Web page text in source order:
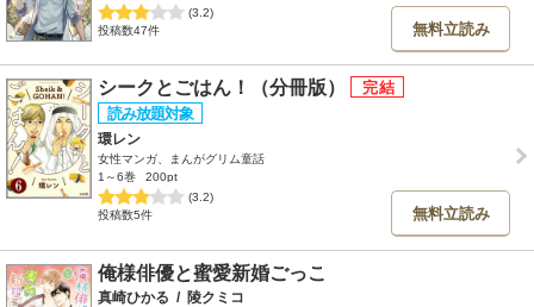
(3.2)
投稿数47件
無料立読み
シークとごはん！（分冊版）
環レン
女性マンガ、まんがグリム童話
1～6巻
200pt
(3.2)
投稿数5件
無料立読み
俺様俳優と蜜愛新婚ごっこ
真崎ひかる / 陵クミコ